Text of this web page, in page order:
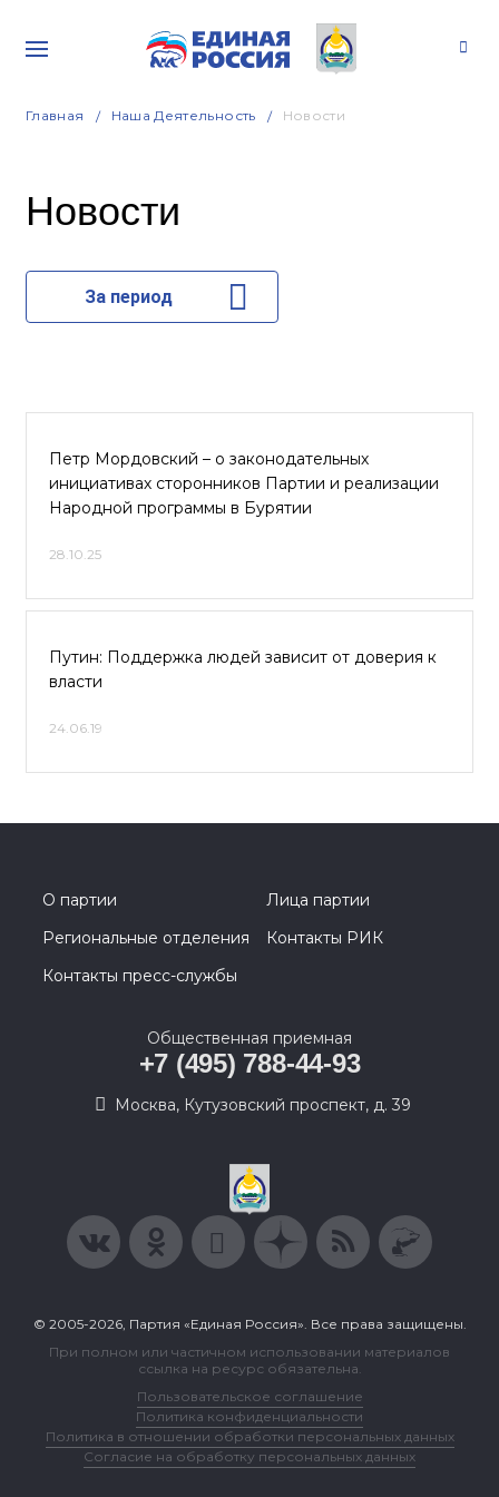
Главная Наша Деятельность Новости
Новости
За период
Петр Мордовский – о законодательных
инициативах сторонников Партии и реализации
Народной программы в Бурятии
28.10.25
Путин: Поддержка людей зависит от доверия к
власти
24.06.19
О партии
Лица партии
Региональные отделения
Контакты РИК
Контакты пресс-службы
Общественная приемная
+7 (495) 788-44-93
Москва, Кутузовский проспект, д. 39
© 2005-2026, Партия «Единая Россия». Все права защищены.
При полном или частичном использовании материалов
ссылка на ресурс обязательна.
Пользовательское соглашение
Политика конфиденциальности
Политика в отношении обработки персональных данных
Согласие на обработку персональных данных